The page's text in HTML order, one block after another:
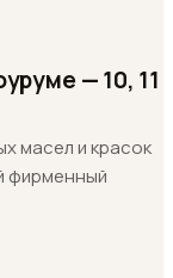
— 10, 11
масел и красок
фирменный